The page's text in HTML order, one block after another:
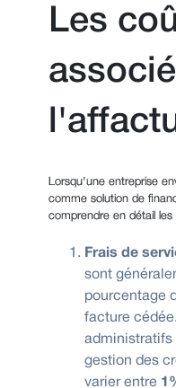
Les
Lorsqu'une entreprise
comme solution de
comprendre en détail
Frais de
sont
pourcentage
facture
administratifs
gestion des
varier entre